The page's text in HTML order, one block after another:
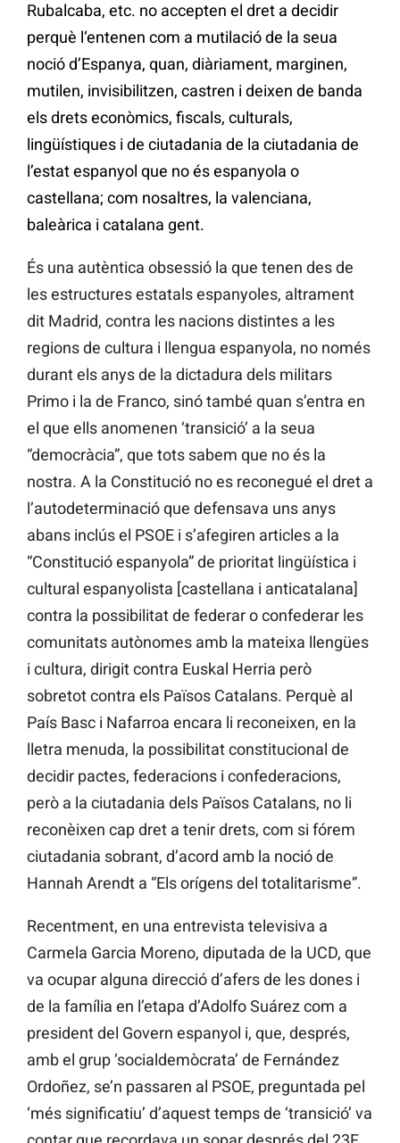
Rubalcaba, etc. no accepten el dret a decidir
perquè l‘entenen com a mutilació de la seua
noció d’Espanya, quan, diàriament, marginen,
mutilen, invisibilitzen, castren i deixen de banda
els drets econòmics, fiscals, culturals,
lingüístiques i de ciutadania de la ciutadania de
l’estat espanyol que no és espanyola o
castellana; com nosaltres, la valenciana,
baleàrica i catalana gent.
És una autèntica obsessió la que tenen des de
les estructures estatals espanyoles, altrament
dit Madrid, contra les nacions distintes a les
regions de cultura i llengua espanyola, no només
durant els anys de la dictadura dels militars
Primo i la de Franco, sinó també quan s’entra en
el que ells anomenen ‘transició’ a la seua
“democràcia”, que tots sabem que no és la
nostra. A la Constitució no es reconegué el dret a
l’autodeterminació que defensava uns anys
abans inclús el PSOE i s’afegiren articles a la
“Constitució espanyola” de prioritat lingüística i
cultural espanyolista [castellana i anticatalana]
contra la possibilitat de federar o confederar les
comunitats autònomes amb la mateixa llengües
i cultura, dirigit contra Euskal Herria però
sobretot contra els Països Catalans. Perquè al
País Basc i Nafarroa encara li reconeixen, en la
lletra menuda, la possibilitat constitucional de
decidir pactes, federacions i confederacions,
però a la ciutadania dels Països Catalans, no li
reconèixen cap dret a tenir drets, com si fórem
ciutadania sobrant, d’acord amb la noció de
Hannah Arendt a “Els orígens del totalitarisme”.
Recentment, en una entrevista televisiva a
Carmela Garcia Moreno, diputada de la UCD, que
va ocupar alguna direcció d’afers de les dones i
de la família en l’etapa d’Adolfo Suárez com a
president del Govern espanyol i, que, després,
amb el grup ‘socialdemòcrata’ de Fernández
Ordoñez, se’n passaren al PSOE, preguntada pel
‘més significatiu’ d’aquest temps de ‘transició’ va